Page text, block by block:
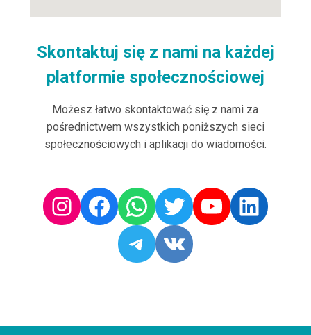
Skontaktuj się z nami na każdej
platformie społecznościowej
Możesz łatwo skontaktować się z nami za
pośrednictwem wszystkich poniższych sieci
społecznościowych i aplikacji do wiadomości.
Instagram
Facebook
Whatsapp
TwitterYoutube
Telegram
Vk